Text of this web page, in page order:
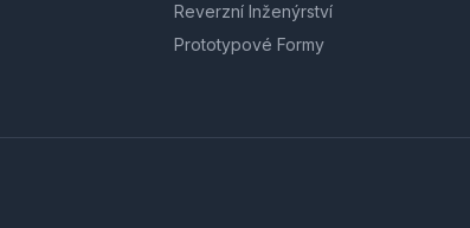
Reverzní Inženýrství
Prototypové Formy